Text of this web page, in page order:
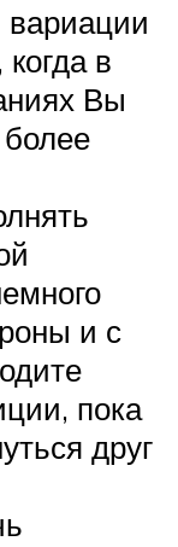
вариации
в
Вы
и с
пока
друг